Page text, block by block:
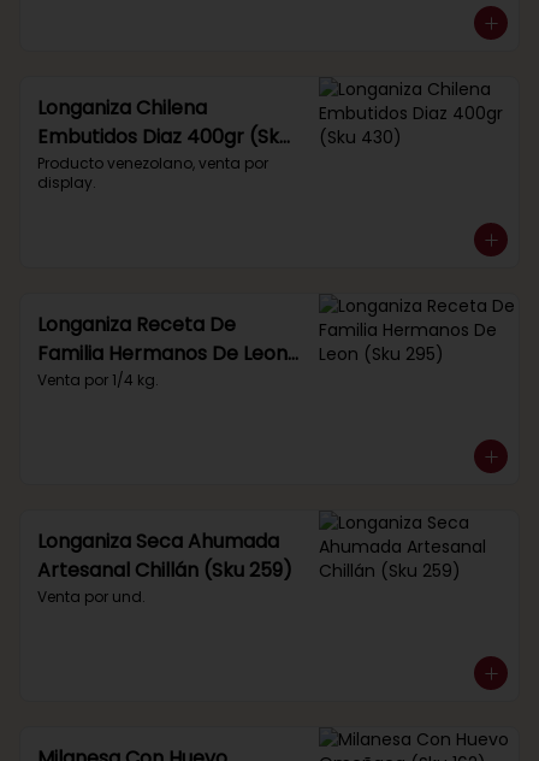
Longaniza Chilena
Embutidos Diaz 400gr (Sku
430)
Producto venezolano, venta por
display.
Longaniza Receta De
Familia Hermanos De Leon
(Sku 295)
Venta por 1/4 kg.
Longaniza Seca Ahumada
Artesanal Chillán (Sku 259)
Venta por und.